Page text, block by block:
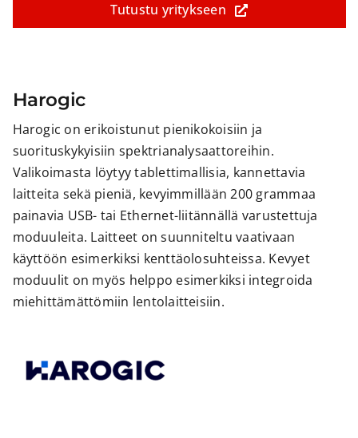
Tutustu yritykseen
Harogic
Harogic on erikoistunut pienikokoisiin ja
suorituskykyisiin spektrianalysaattoreihin.
Valikoimasta löytyy tablettimallisia, kannettavia
laitteita sekä pieniä, kevyimmillään 200 grammaa
painavia USB- tai Ethernet-liitännällä varustettuja
moduuleita. Laitteet on suunniteltu vaativaan
käyttöön esimerkiksi kenttäolosuhteissa. Kevyet
moduulit on myös helppo esimerkiksi integroida
miehittämättömiin lentolaitteisiin.